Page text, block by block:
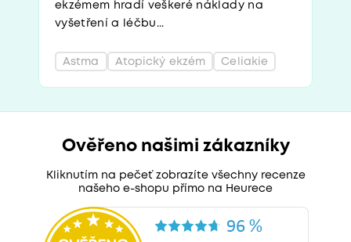
ekzémem hradí veškeré náklady na
vyšetření a léčbu...
Astma Atopický ekzém Celiakie
Ověřeno našimi zákazníky
Kliknutím na pečeť zobrazíte všechny recenze
našeho e-shopu přímo na Heurece